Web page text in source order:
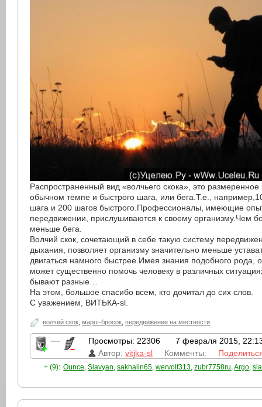
Распространенный вид «волчьего скока», это размеренное
обычном темпе и быстрого шага, или бега.Т.е.,
шага и 200 шагов быстрого.Профессионалы, имеющие
передвижении, прислушиваются к своему организму.Чем
меньше бега.
Волчий скок, сочетающий в себе такую систему
дыхания, позволяет организму значительно меньше
двигаться намного быстрее.Имея знания подобного рода,
может существенно помочь человеку в различных
бывают разные…
На этом, большое спасибо всем, кто дочитал до сих слов.
С уважением, ВИТЬКА-sl.
волчий скок ,марш-бросок ,передвижение на местности
— Просмотры: 22306
7 февраля 2015,
Автор:vitjka-sl Комменты:
+ (9): Ounce ,Slavyan ,sakhalin65 ,wervolf313 ,zubr7758ru ,Argo ,